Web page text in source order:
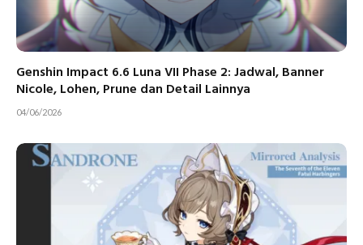
Genshin Impact 6.6 Luna VII Phase 2: Jadwal, Banner
Nicole, Lohen, Prune dan Detail Lainnya
04/06/2026